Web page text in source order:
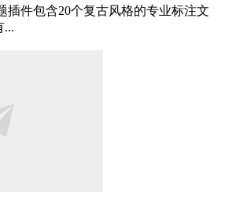
插件包含20个复古风格的专业标注文
...